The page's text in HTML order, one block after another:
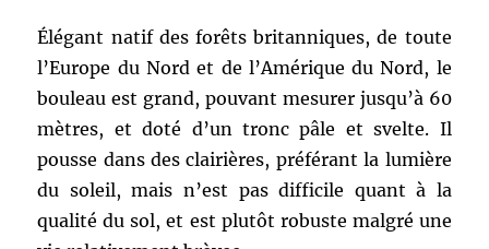
Élégant natif des forêts britanniques, de toute
l’Europe du Nord et de l’Amérique du Nord, le
bouleau est grand, pouvant mesurer jusqu’à 60
mètres, et doté d’un tronc pâle et svelte. Il
pousse dans des clairières, préférant la lumière
du soleil, mais n’est pas difficile quant à la
qualité du sol, et est plutôt robuste malgré une